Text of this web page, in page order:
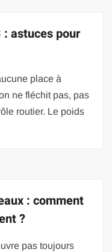
astuces pour
place à
ne fléchit pas, pas
routier. Le poids
: comment
?
pas toujours